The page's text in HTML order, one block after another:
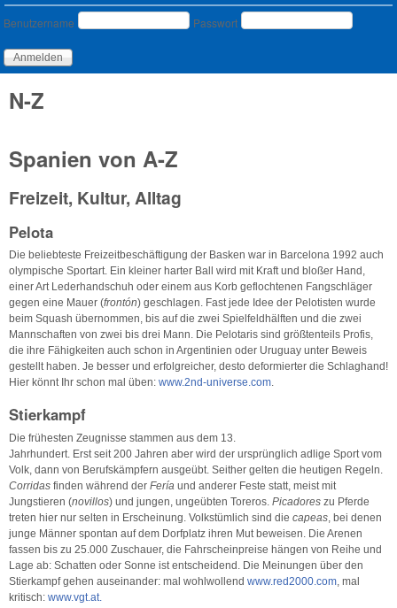
Benutzeranmeldung
Benutzername Passwort
N-Z
Spanien von A-Z
Freizeit, Kultur, Alltag
Pelota
Die beliebteste Freizeitbeschäftigung der Basken war in Barcelona 1992 auch
olympische Sportart. Ein kleiner harter Ball wird mit Kraft und bloßer Hand,
einer Art Lederhandschuh oder einem aus Korb geflochtenen Fangschläger
gegen eine Mauer (frontón) geschlagen. Fast jede Idee der Pelotisten wurde
beim Squash übernommen, bis auf die zwei Spielfeldhälften und die zwei
Mannschaften von zwei bis drei Mann. Die Pelotaris sind größtenteils Profis,
die ihre Fähigkeiten auch schon in Argentinien oder Uruguay unter Beweis
gestellt haben. Je besser und erfolgreicher, desto deformierter die Schlaghand!
Hier könnt Ihr schon mal üben: www.2nd-universe.com.
Stierkampf
Die frühesten Zeugnisse stammen aus dem 13.
Jahrhundert. Erst seit 200 Jahren aber wird der ursprünglich adlige Sport vom
Volk, dann von Berufskämpfern ausgeübt. Seither gelten die heutigen Regeln.
Corridas finden während der Fería und anderer Feste statt, meist mit
Jungstieren (novillos) und jungen, ungeübten Toreros. Picadores zu Pferde
treten hier nur selten in Erscheinung. Volkstümlich sind die capeas, bei denen
junge Männer spontan auf dem Dorfplatz ihren Mut beweisen. Die Arenen
fassen bis zu 25.000 Zuschauer, die Fahrscheinpreise hängen von Reihe und
Lage ab: Schatten oder Sonne ist entscheidend. Die Meinungen über den
Stierkampf gehen auseinander: mal wohlwollend www.red2000.com, mal
kritisch: www.vgt.at.